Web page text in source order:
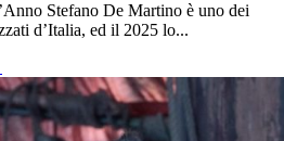
Stefano De Martino è uno dei
d’Italia, ed il 2025 lo...